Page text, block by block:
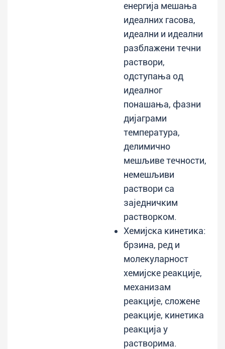
енергија мешања
идеалних гасова,
идеални и идеални
разблажени течни
раствори,
одступања од
идеалног
понашања, фазни
дијаграми
температура,
делимично
мешљиве течности,
немешљиви
раствори са
заједничким
растворком.
Хемијска кинетика:
брзина, ред и
молекуларност
хемијске реакције,
механизам
реакције, сложене
реакције, кинетика
реакција у
растворима.